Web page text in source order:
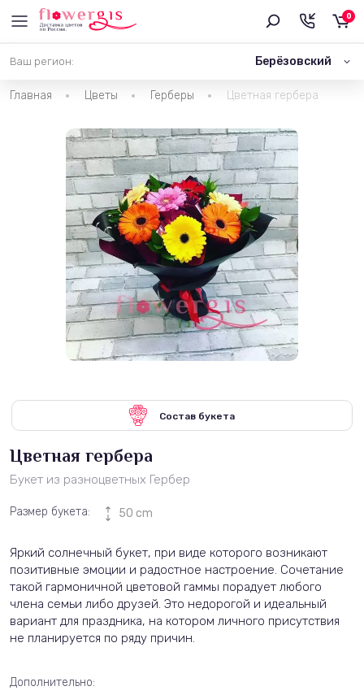
Ваш регион: Берёзовский
0
Главная Цветы Герберы Цветная гербера
Состав букета
Цветная гербера
Букет из разноцветных Гербер
Размер букета: 50 cm
Яркий солнечный букет, при виде которого возникают
позитивные эмоции и радостное настроение. Сочетание
такой гармоничной цветовой гаммы порадует любого
члена семьи либо друзей. Это недорогой и идеальный
вариант для праздника, на котором личного присутствия
не планируется по ряду причин.
Дополнительно: